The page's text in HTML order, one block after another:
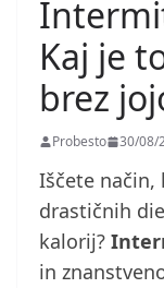
Kaj je
brez
Probesto 30/08/
Iščete način,
drastičnih
kalorij?
in